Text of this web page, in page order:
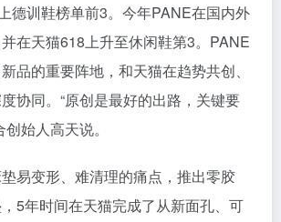
德训鞋榜单前3。今年PANE在国内外
在天猫618上升至休闲鞋第3。PANE
品的重要阵地，和天猫在趋势共创、
协同。“原创是最好的出路，关键要
始人高天说。
易变形、难清理的痛点，推出零胶
5年时间在天猫完成了从新面孔、可